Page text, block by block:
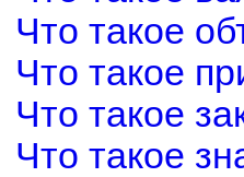
Что такое
Что такое
Что такое
Что такое